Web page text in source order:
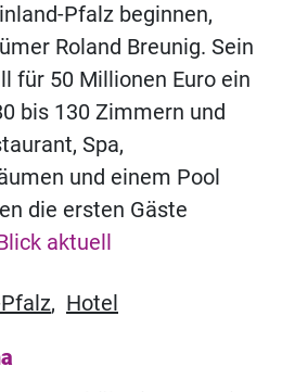
Pfalz beginnen,
Roland Breunig. Sein
für 50 Millionen Euro ein
bis 130 Zimmern und
Spa,
und einem Pool
die ersten Gäste
aktuell
, Hotel